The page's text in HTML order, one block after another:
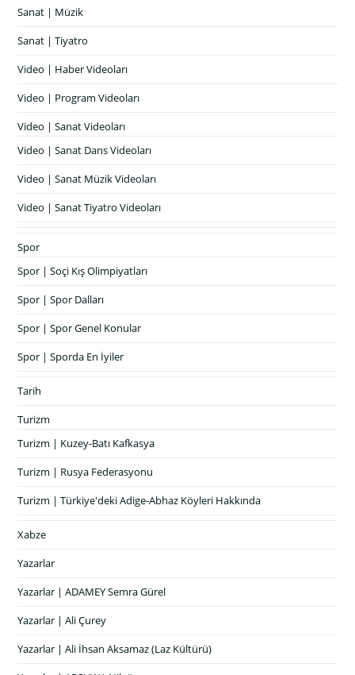
Sanat | Müzik
Sanat | Tiyatro
Video | Haber Videoları
Video | Program Videoları
Video | Sanat Videoları
Video | Sanat Dans Videoları
Video | Sanat Müzik Videoları
Video | Sanat Tiyatro Videoları
Spor
Spor | Soçi Kış Olimpiyatları
Spor | Spor Dalları
Spor | Spor Genel Konular
Spor | Sporda En İyiler
Tarih
Turizm
Turizm | Kuzey-Batı Kafkasya
Turizm | Rusya Federasyonu
Turizm | Türkiye'deki Adige-Abhaz Köyleri Hakkında
Xabze
Yazarlar
Yazarlar | ADAMEY Semra Gürel
Yazarlar | Ali Çurey
Yazarlar | Ali İhsan Aksamaz (Laz Kültürü)